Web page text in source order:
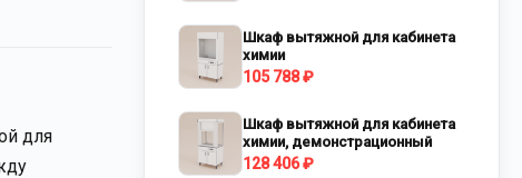
для
Шкаф вытяжной для кабинета
химии
105 788 ₽
Шкаф вытяжной для кабинета
химии, демонстрационный
128 406 ₽